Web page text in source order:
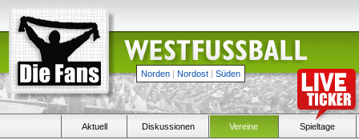
Norden | Nordost | Süden
Aktuell Diskussionen Vereine Spieltage